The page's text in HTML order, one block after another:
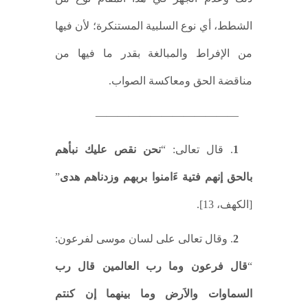
الشطط، أي نوع السلبية المستنكرة؛ لأن فيها
من الإفراط والمبالغة بقدر ما فيها من
مناقضة الحق ومعاكسة الصواب.
—————————————
1. قال تعالى: “نحن نقص عليك نبأهم
بالحق إنهم فتية ءَامنوا بربهم وزدناهم هدى”
[الكهف، 13].
2. وقال تعالى على لسان موسى لفرعون:
“قال فرعون وما رب العالمين قال رب
السماوات والاَرض وما بينهما إن كنتم